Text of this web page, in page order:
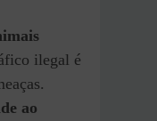
ilegal é
ao